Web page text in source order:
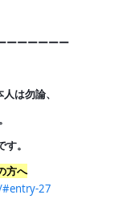
ーーーーーー
は勿論、
。
方へ
27